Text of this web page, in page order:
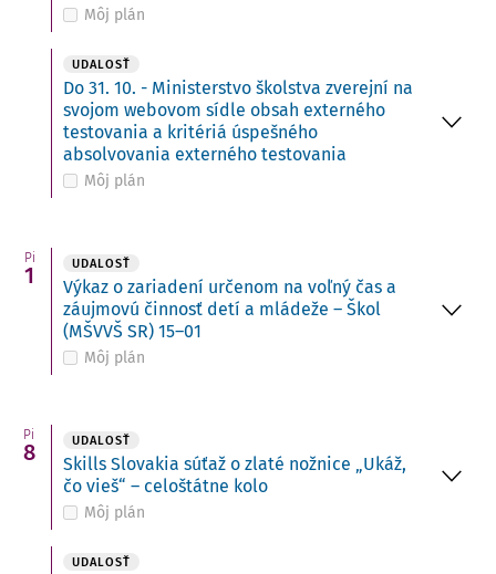
Môj plán
UDALOSŤ
Do 31. 10. - Ministerstvo školstva zverejní na
svojom webovom sídle obsah externého
testovania a kritériá úspešného
absolvovania externého testovania
Môj plán
Pi
1 UDALOSŤ
Výkaz o zariadení určenom na voľný čas a
záujmovú činnosť detí a mládeže – Škol
(MŠVVŠ SR) 15–01
Môj plán
Pi
8 UDALOSŤ
Skills Slovakia súťaž o zlaté nožnice „Ukáž,
čo vieš“ – celoštátne kolo
Môj plán
UDALOSŤ